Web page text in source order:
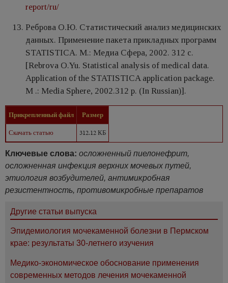
report/ru/
Реброва О.Ю. Статистический анализ медицинских
данных. Применение пакета прикладных программ
STATISTICA. М.: Медиа Сфера, 2002. 312 с.
[Rebrova O.Yu. Statistical analysis of medical data.
Application of the STATISTICA application package.
M .: Media Sphere, 2002.312 p. (In Russian)].
Прикрепленный файл
Размер
Скачать статью
312.12 КБ
Ключевые слова: осложненный пиелонефрит,
осложненная инфекция верхних мочевых путей,
этиология возбудителей, антимикробная
резистентность, противомикробные препаратов
Другие статьи выпуска
Эпидемиология мочекаменной болезни в Пермском
крае: результаты 30-летнего изучения
Медико-экономическое обоснование применения
современных методов лечения мочекаменной